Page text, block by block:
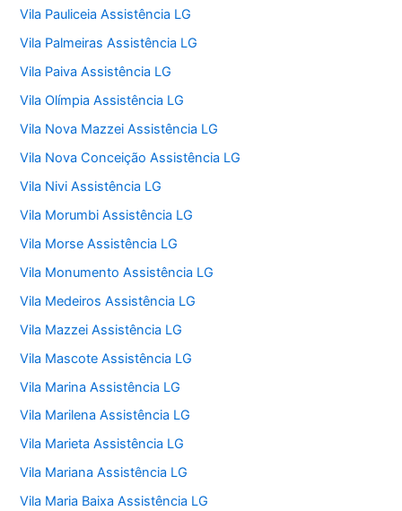
Vila Pauliceia Assistência LG
Vila Palmeiras Assistência LG
Vila Paiva Assistência LG
Vila Olímpia Assistência LG
Vila Nova Mazzei Assistência LG
Vila Nova Conceição Assistência LG
Vila Nivi Assistência LG
Vila Morumbi Assistência LG
Vila Morse Assistência LG
Vila Monumento Assistência LG
Vila Medeiros Assistência LG
Vila Mazzei Assistência LG
Vila Mascote Assistência LG
Vila Marina Assistência LG
Vila Marilena Assistência LG
Vila Marieta Assistência LG
Vila Mariana Assistência LG
Vila Maria Baixa Assistência LG